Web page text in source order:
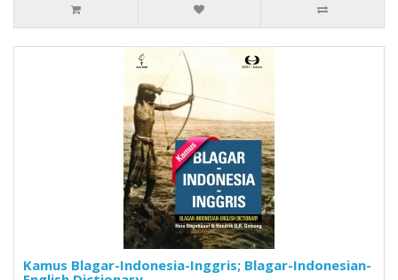
Kamus Blagar-Indonesia-Inggris; Blagar-Indonesian-